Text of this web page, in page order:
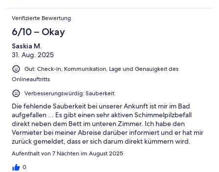
Verifizierte Bewertung
6/10 – Okay
Saskia M.
31. Aug. 2025
Gut: Check-in, Kommunikation, Lage und Genauigkeit des
Onlineauftritts
Verbesserungswürdig: Sauberkeit
Die fehlende Sauberkeit bei unserer Ankunft ist mir im Bad
aufgefallen ... Es gibt einen sehr aktiven Schimmelpilzbefall
direkt neben dem Bett im unteren Zimmer. Ich habe den
Vermieter bei meiner Abreise darüber informiert und er hat mir
zurück gemeldet, dass er sich darum direkt kümmern wird.
Ansonsten ist es eine schöne Ferienwohnung in einer
Aufenthalt von 7 Nächten im August 2025
0